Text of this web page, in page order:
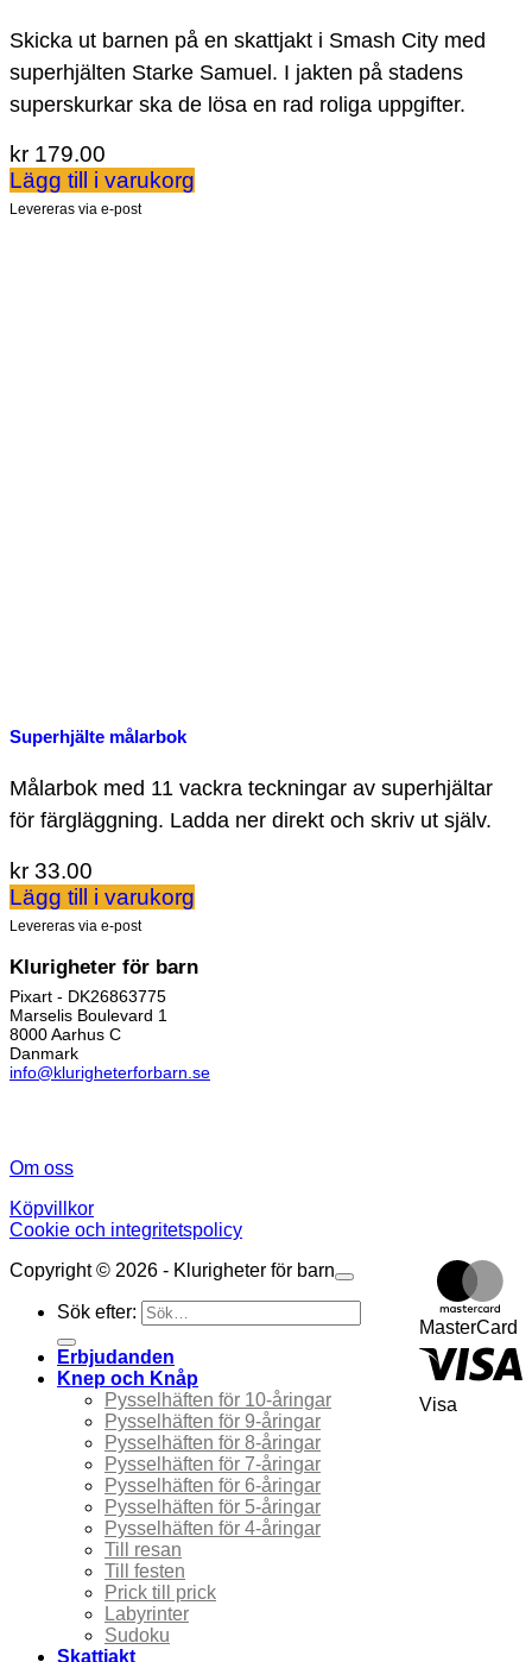
Skicka ut barnen på en skattjakt i Smash City med
superhjälten Starke Samuel. I jakten på stadens
superskurkar ska de lösa en rad roliga uppgifter.
kr 179.00
Lägg till i varukorg
Levereras via e-post
Superhjälte målarbok
Målarbok med 11 vackra teckningar av superhjältar
för färgläggning. Ladda ner direkt och skriv ut själv.
kr 33.00
Lägg till i varukorg
Levereras via e-post
Klurigheter för barn
Pixart - DK26863775
Marselis Boulevard 1
8000 Aarhus C
Danmark
info@klurigheterforbarn.se
Om oss
Köpvillkor
Cookie och integritetspolicy
MasterCard
Visa
Copyright © 2026 - Klurigheter för barn
Sök efter:
Erbjudanden
Knep och Knåp
Pysselhäften för 10-åringar
Pysselhäften för 9-åringar
Pysselhäften för 8-åringar
Pysselhäften för 7-åringar
Pysselhäften för 6-åringar
Pysselhäften för 5-åringar
Pysselhäften för 4-åringar
Till resan
Till festen
Prick till prick
Labyrinter
Sudoku
Skattjakt